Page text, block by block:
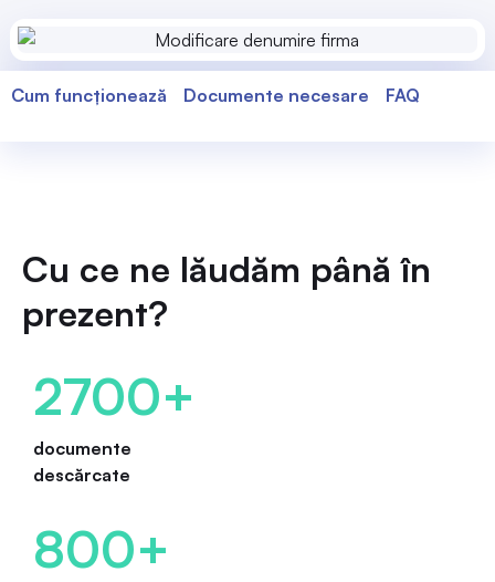
Cum funcționează Documente necesare FAQ
Cu ce ne lăudăm până în
prezent?
2700+
documente
descărcate
800+